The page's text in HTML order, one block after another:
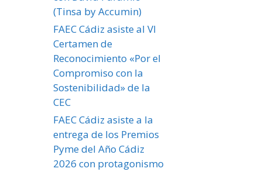
(Tinsa by Accumin)
FAEC Cádiz asiste al VI
Certamen de
Reconocimiento «Por el
Compromiso con la
Sostenibilidad» de la
CEC
FAEC Cádiz asiste a la
entrega de los Premios
Pyme del Año Cádiz
2026 con protagonismo